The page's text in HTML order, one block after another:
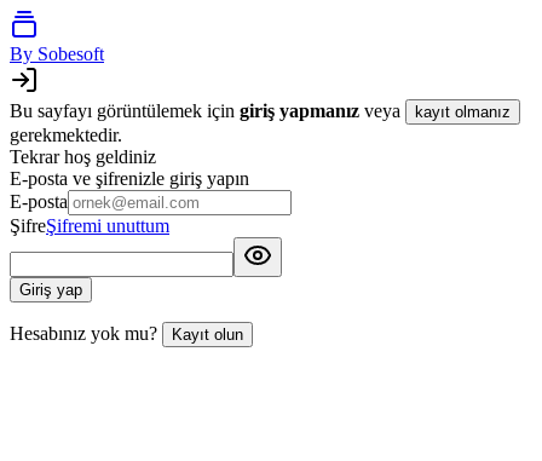
By Sobesoft
Bu sayfayı görüntülemek için giriş yapmanız veya kayıt olmanız
gerekmektedir.
Tekrar hoş geldiniz
E-posta ve şifrenizle giriş yapın
E-posta
ŞifreŞifremi unuttum
Giriş yap
Hesabınız yok mu? Kayıt olun